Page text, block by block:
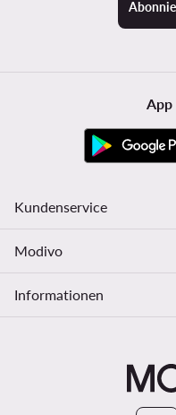
App
Kundenservice
Modivo
Informationen